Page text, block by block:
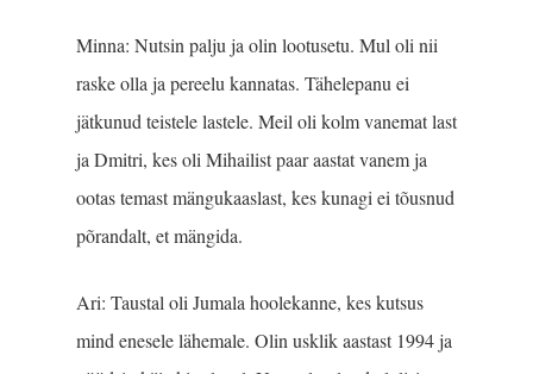
Minna: Nutsin palju ja olin lootusetu. Mul oli nii
raske olla ja pereelu kannatas. Tähelepanu ei
jätkunud teistele lastele. Meil oli kolm vanemat last
ja Dmitri, kes oli Mihailist paar aastat vanem ja
ootas temast mängukaaslast, kes kunagi ei tõusnud
põrandalt, et mängida.
Ari: Taustal oli Jumala hoolekanne, kes kutsus
mind enesele lähemale. Olin usklik aastast 1994 ja